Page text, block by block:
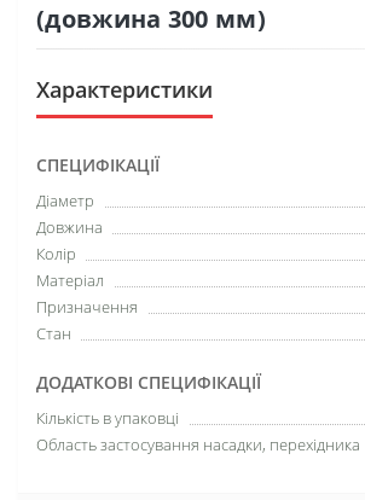
(довжина 300 мм)
Характеристики
СПЕЦИФІКАЦІЇ
Діаметр
Довжина
Колір
Матеріал
Призначення
Стан
ДОДАТКОВІ СПЕЦИФІКАЦІЇ
Кількість в упаковці
Область застосування насадки, перехідника